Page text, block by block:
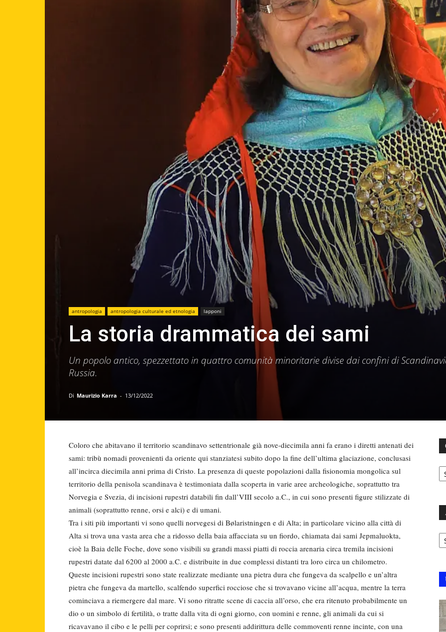
antropologia antropologia culturale ed etnologia lapponi
La storia drammatica dei sami
Un popolo antico, spezzettato in quattro comunità minoritarie divise dai confini di
Russia.
Di Maurizio Karra - 13/12/2022
Coloro che abitavano il territorio scandinavo settentrionale già nove-diecimila anni fa erano i diretti antenati dei
sami: tribù nomadi provenienti da oriente qui stanziatesi subito dopo la fine dell’ultima glaciazione, conclusasi
all’incirca diecimila anni prima di Cristo. La presenza di queste popolazioni dalla fisionomia mongolica sul
territorio della penisola scandinava è testimoniata dalla scoperta in varie aree archeologiche, soprattutto tra
Norvegia e Svezia, di incisioni rupestri databili fin dall’VIII secolo a.C., in cui sono presenti figure stilizzate di
animali (soprattutto renne, orsi e alci) e di umani.
Tra i siti più importanti vi sono quelli norvegesi di Bølaristningen e di Alta; in particolare vicino alla città di
Alta si trova una vasta area che a ridosso della baia affacciata su un fiordo, chiamata dai sami Jepmaluokta,
cioè la Baia delle Foche, dove sono visibili su grandi massi piatti di roccia arenaria circa tremila incisioni
rupestri datate dal 6200 al 2000 a.C. e distribuite in due complessi distanti tra loro circa un chilometro.
Queste incisioni rupestri sono state realizzate mediante una pietra dura che fungeva da scalpello e un’altra
pietra che fungeva da martello, scalfendo superfici rocciose che si trovavano vicine all’acqua, mentre la terra
cominciava a riemergere dal mare. Vi sono ritratte scene di caccia all’orso, che era ritenuto probabilmente un
dio o un simbolo di fertilità, o tratte dalla vita di ogni giorno, con uomini e renne, gli animali da cui si
ricavavano il cibo e le pelli per coprirsi; e sono presenti addirittura delle commoventi renne incinte, con una